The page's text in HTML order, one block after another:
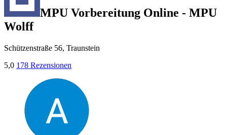
MPU Vorbereitung Online - MPU
Wolff
Schützenstraße 56, Traunstein
5,0 178 Rezensionen